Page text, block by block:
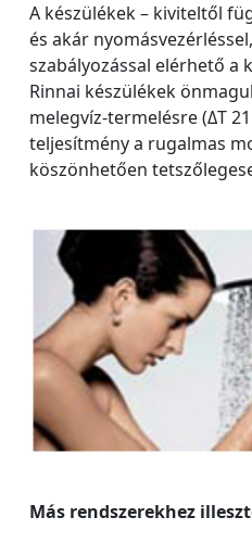
A készülékek – kiviteltől
és akár
szabályozással elérhető a
Rinnai készülékek
melegvíz-termelésre (ΔT 21
teljesítmény a rugalmas
köszönhetően
Más rendszerekhez